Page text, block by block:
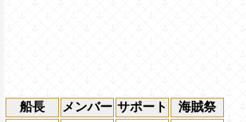
船長 メンバー サポート
海賊祭